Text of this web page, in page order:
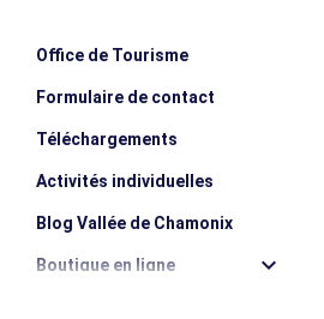
Office de Tourisme
Formulaire de contact
Téléchargements
Activités individuelles
Blog Vallée de Chamonix
Boutique en ligne